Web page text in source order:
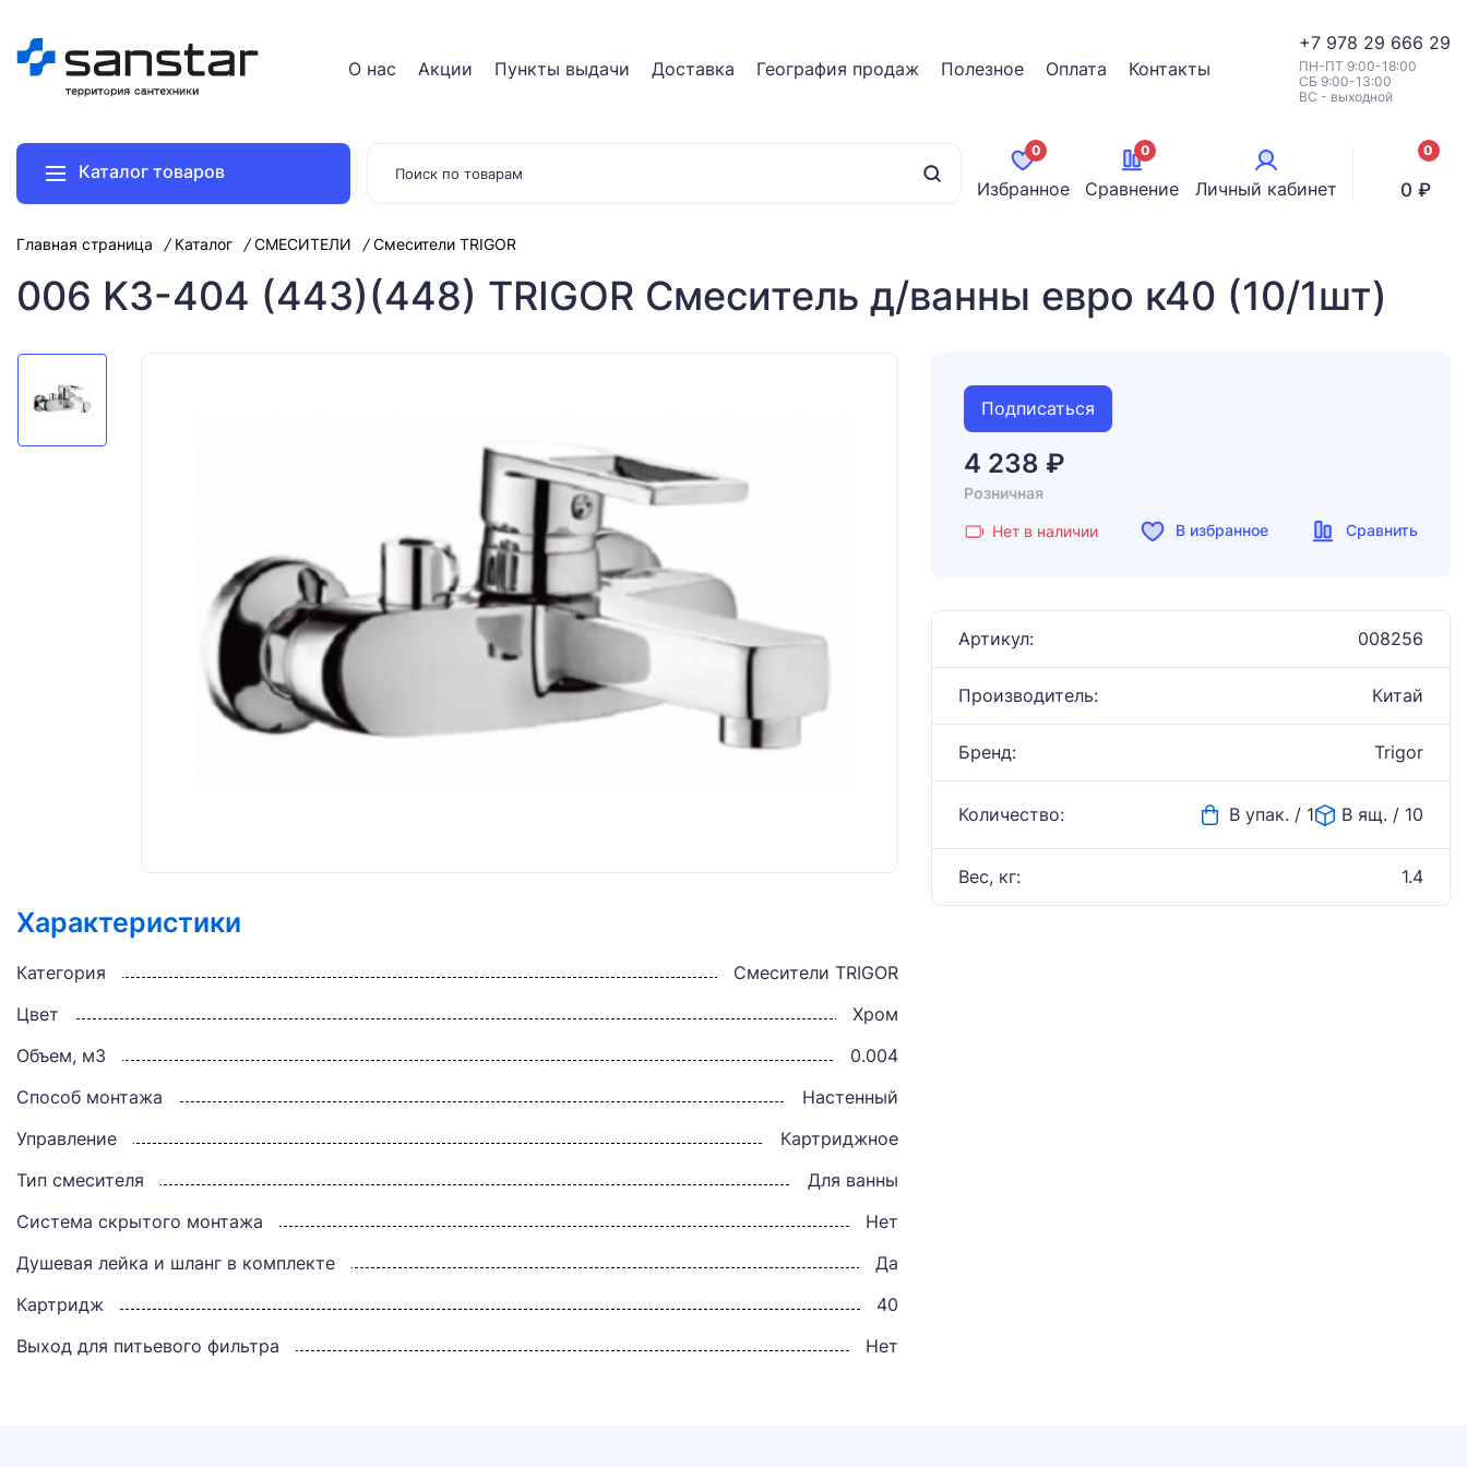
О нас Акции Пункты выдачи Доставка География продаж Полезное Оплата Контакты
+7 978 29 666 29
ПН-ПТ 9:00-18:00
СБ 9:00-13:00
ВС - выходной
Каталог товаров
0
Избранное
0
Сравнение Личный кабинет
0
0 ₽
Главная страница Каталог СМЕСИТЕЛИ Смесители TRIGOR
006 K3-404 (443)(448) TRIGOR Смеситель д/ванны евро к40 (10/1шт)
Характеристики
Категория
Смесители TRIGOR
Цвет
Хром
Объем, м3
0.004
Способ монтажа
Настенный
Управление
Картриджное
Тип смесителя
Для ванны
Система скрытого монтажа
Нет
Душевая лейка и шланг в комплекте
Да
Картридж
40
Выход для питьевого фильтра
Нет
Подписаться
4 238 ₽
Розничная
Нет в наличии В избранное Сравнить
Артикул: 008256
Производитель: Китай
Бренд: Trigor
Количество: В упак. / 1 В ящ. / 10
Вес, кг: 1.4